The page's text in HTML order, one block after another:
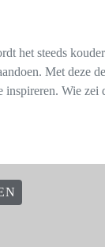
het steeds
Met deze
inspireren. Wie zei